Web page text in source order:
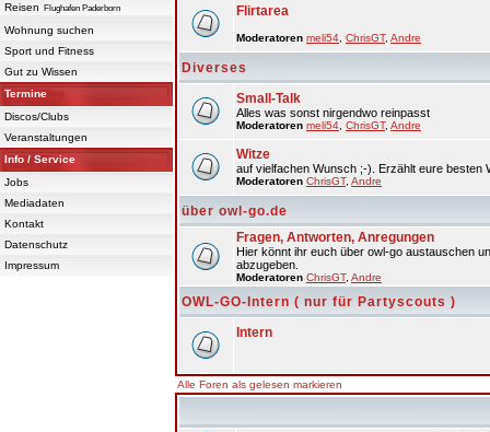
Reisen Flughafen Paderborn
Wohnung suchen
Sport und Fitness
Gut zu Wissen
Termine
Discos/Clubs
Veranstaltungen
Info / Service
Jobs
Mediadaten
Kontakt
Datenschutz
Impressum
Flirtarea
Moderatoren meli54 ChrisGT, Andre
Diverses
Small-Talk
Alles was sonst nirgendwo reinpasst
Moderatoren meli54 ChrisGT, Andre
Witze
auf vielfachen Wunsch ;-). Erzählt eure besten
Moderatoren ChrisGT, Andre
über owl-go.de
Fragen, Antworten, Anregungen
Hier könnt ihr euch über owl-go austauschen
abzugeben.
Moderatoren ChrisGT, Andre
OWL-GO-Intern ( nur für Partyscouts )
Intern
Alle Foren als gelesen markieren